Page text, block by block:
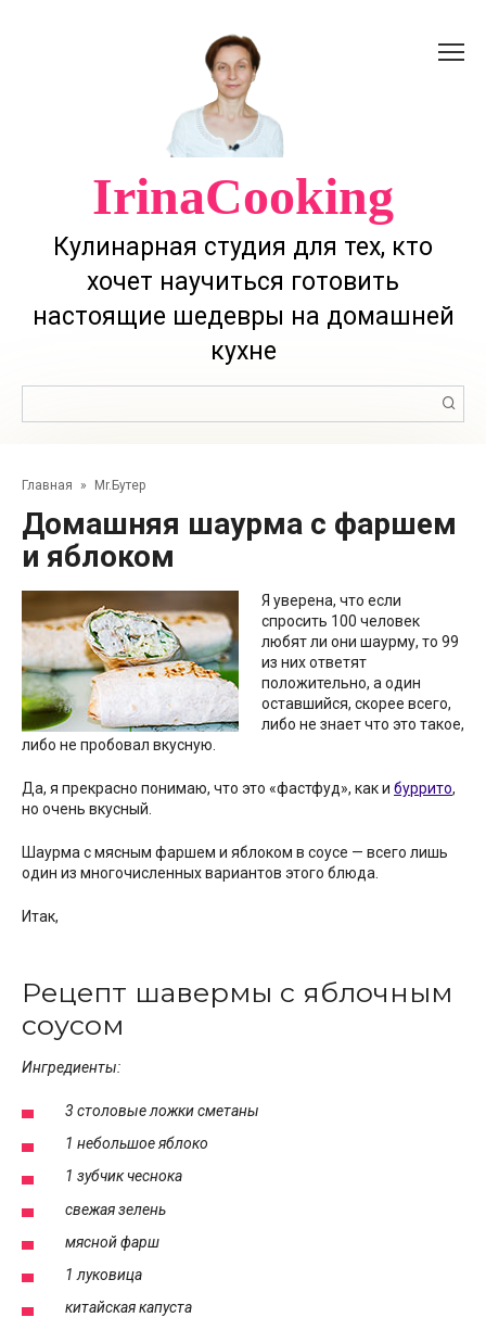
IrinaCooking
Кулинарная студия для тех, кто
хочет научиться готовить
настоящие шедевры на домашней
кухне
Главная » Mr.Бутер
Домашняя шаурма с фаршем
и яблоком
Я уверена, что если
спросить 100 человек
любят ли они шаурму, то 99
из них ответят
положительно, а один
оставшийся, скорее всего,
либо не знает что это такое,
либо не пробовал вкусную.
Да, я прекрасно понимаю, что это «фастфуд», как и буррито,
но очень вкусный.
Шаурма с мясным фаршем и яблоком в соусе — всего лишь
один из многочисленных вариантов этого блюда.
Итак,
Рецепт шавермы с яблочным
соусом
Ингредиенты:
3 столовые ложки сметаны
1 небольшое яблоко
1 зубчик чеснока
свежая зелень
мясной фарш
1 луковица
китайская капуста